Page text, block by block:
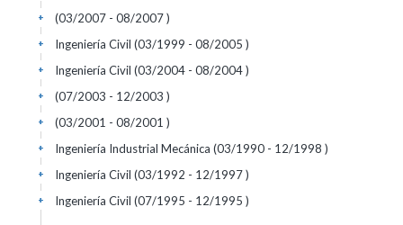
(03/2007 - 08/2007 )
+
Ingeniería Civil (03/1999 - 08/2005 )
+
Ingeniería Civil (03/2004 - 08/2004 )
+
(07/2003 - 12/2003 )
+
(03/2001 - 08/2001 )
+
Ingeniería Industrial Mecánica (03/1990 - 12/1998 )
+
Ingeniería Civil (03/1992 - 12/1997 )
+
Ingeniería Civil (07/1995 - 12/1995 )
+